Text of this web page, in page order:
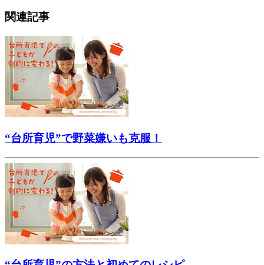
関連記事
“台所育児”で野菜嫌いも克服！